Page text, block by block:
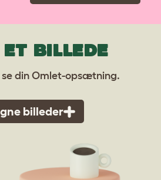
BILLEDE
din Omlet-opsætning.
billeder